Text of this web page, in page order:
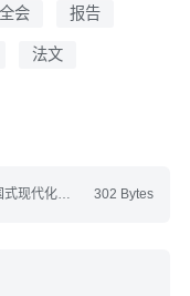
会 报告
法文
302 Bytes
法文）.pdf